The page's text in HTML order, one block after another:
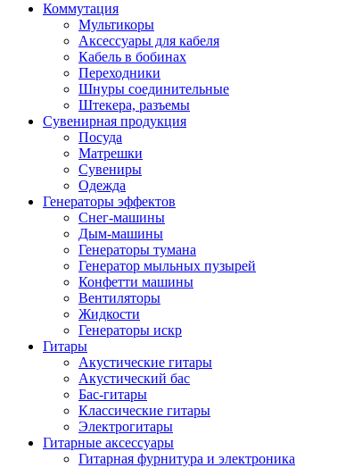
Коммутация
Мультикоры
Аксессуары для кабеля
Кабель в бобинах
Переходники
Шнуры соединительные
Штекера, разъемы
Сувенирная продукция
Посуда
Матрешки
Сувениры
Одежда
Генераторы эффектов
Снег-машины
Дым-машины
Генераторы тумана
Генератор мыльных пузырей
Конфетти машины
Вентиляторы
Жидкости
Генераторы искр
Гитары
Акустические гитары
Акустический бас
Бас-гитары
Классические гитары
Электрогитары
Гитарные аксессуары
Гитарная фурнитура и электроника